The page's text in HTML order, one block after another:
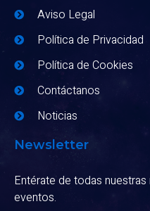
Aviso Legal
Política de Privacidad
Política de Cookies
Contáctanos
Noticias
Newsletter
Entérate de todas
eventos.